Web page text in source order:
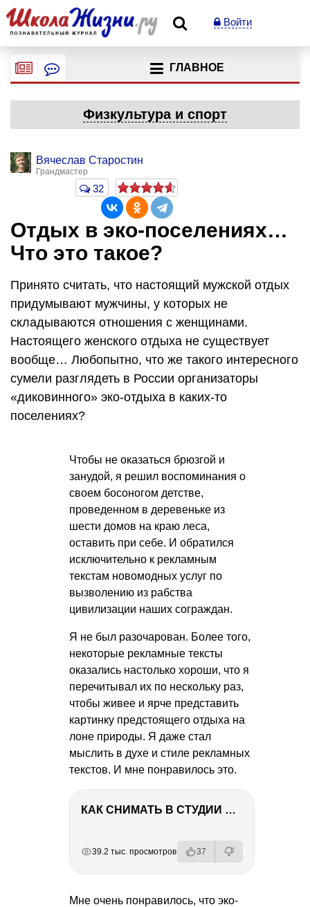
Войти
ГЛАВНОЕ
Физкультура и спорт
Вячеслав Старостин
Грандмастер
32
Отдых в эко-поселениях…
Что это такое?
Принято считать, что настоящий мужской отдых
придумывают мужчины, у которых не
складываются отношения с женщинами.
Настоящего женского отдыха не существует
вообще… Любопытно, что же такого интересного
сумели разглядеть в России организаторы
«диковинного» эко-отдыха в каких-то
поселениях?
Чтобы не оказаться брюзгой и
занудой, я решил воспоминания о
своем босоногом детстве,
проведенном в деревеньке из
шести домов на краю леса,
оставить при себе. И обратился
исключительно к рекламным
текстам новомодных услуг по
вызволению из рабства
цивилизации наших сограждан.
Я не был разочарован. Более того,
некоторые рекламные тексты
оказались настолько хороши, что я
перечитывал их по нескольку раз,
чтобы живее и ярче представить
картинку предстоящего отдыха на
лоне природы. Я даже стал
мыслить в духе и стиле рекламных
текстов. И мне понравилось это.
КАК СНИМАТЬ В СТУДИИ СО ВСПЫШКАМИ
39.2 тыс. просмотров 37
Мне очень понравилось, что эко-